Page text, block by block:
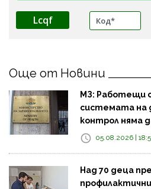
Lcqf
Още от Новини
МЗ: Работещи
системата на
контрол няма
05.08.2026 |
Над 70 деца